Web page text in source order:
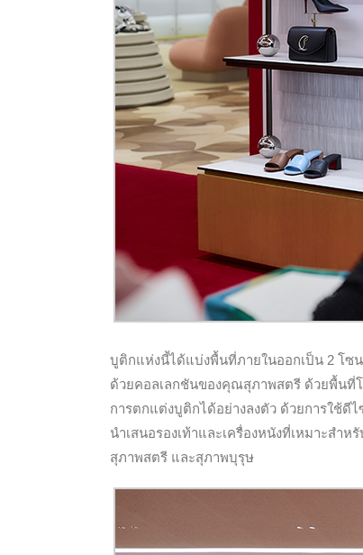
บูติกแห่งนี้ได้แบ่งพื้นที่ภายในออกเป็น 2 โซ
ด้วยคอลเลกชันของคุณสุภาพสตรี ด้วยพื้นที่
การตกแต่งบูติกได้อย่างลงตัว ด้วยการใช้ดี
นำเสนอรองเท้าและเครื่องหนังที่เหมาะสำ
สุภาพสตรี และสุภาพบุรุษ